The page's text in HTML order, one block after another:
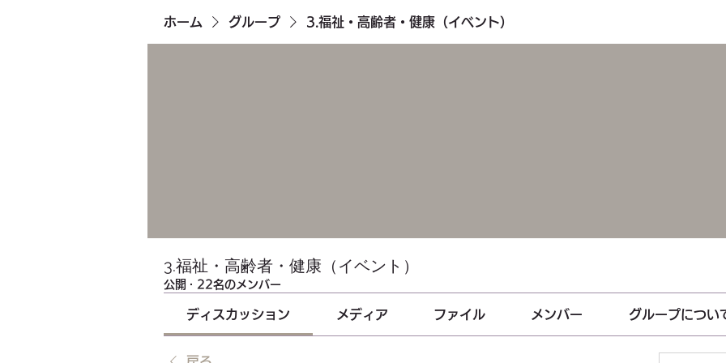
ホーム グループ 3.福祉・高齢者・健康（イベント）
3.福祉・高齢者・健康（イベント）
公開 · 22名のメンバー
ディスカッション メディア ファイル メンバー グループについ